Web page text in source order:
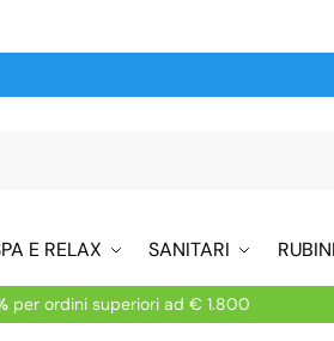
E RELAX SANITARI
per ordini superiori ad € 1.800